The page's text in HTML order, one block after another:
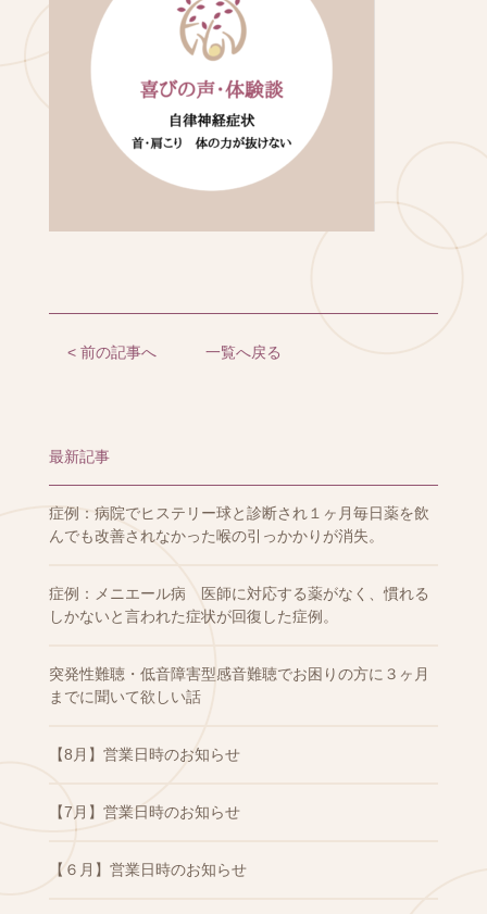
< 前の記事へ 一覧へ戻る
最新記事
症例：病院でヒステリー球と診断され１ヶ月毎日薬を飲
んでも改善されなかった喉の引っかかりが消失。
症例：メニエール病 医師に対応する薬がなく、慣れる
しかないと言われた症状が回復した症例。
突発性難聴・低音障害型感音難聴でお困りの方に３ヶ月
までに聞いて欲しい話
【8月】営業日時のお知らせ
【7月】営業日時のお知らせ
【６月】営業日時のお知らせ